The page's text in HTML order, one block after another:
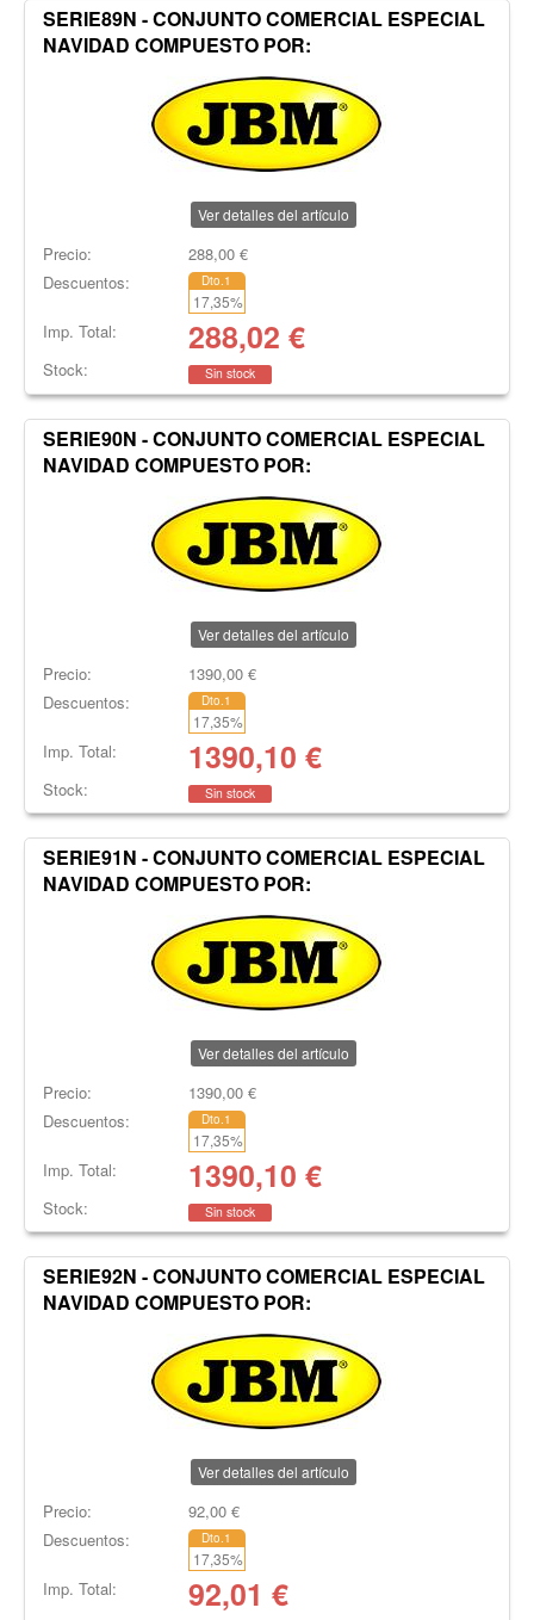
SERIE89N - CONJUNTO COMERCIAL ESPECIAL
NAVIDAD COMPUESTO POR:
Ver detalles del artículo
Precio: 288,00€
Descuentos:
Dto.1
17,35%
Imp. Total: 288,02 €
Stock: Sin stock
SERIE90N - CONJUNTO COMERCIAL ESPECIAL
NAVIDAD COMPUESTO POR:
Ver detalles del artículo
Precio: 1390,00€
Descuentos:
Dto.1
17,35%
Imp. Total: 1390,10 €
Stock: Sin stock
SERIE91N - CONJUNTO COMERCIAL ESPECIAL
NAVIDAD COMPUESTO POR:
Ver detalles del artículo
Precio: 1390,00€
Descuentos:
Dto.1
17,35%
Imp. Total: 1390,10 €
Stock: Sin stock
SERIE92N - CONJUNTO COMERCIAL ESPECIAL
NAVIDAD COMPUESTO POR:
Ver detalles del artículo
Precio: 92,00€
Descuentos:
Dto.1
17,35%
Imp. Total: 92,01 €